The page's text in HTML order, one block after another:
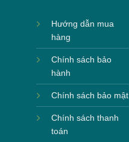
Hướng dẫn mua
hàng
Chính sách bảo
hành
Chính sách bảo mật
Chính sách thanh
toán